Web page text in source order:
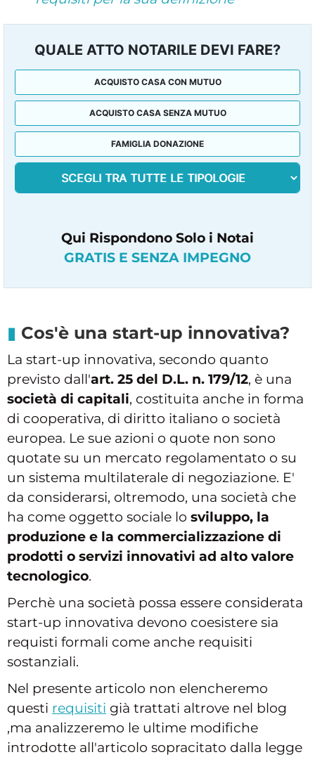
QUALE ATTO NOTARILE DEVI FARE?
ACQUISTO CASA CON MUTUO
ACQUISTO CASA SENZA MUTUO
FAMIGLIA DONAZIONE
Qui Rispondono Solo i Notai
GRATIS E SENZA IMPEGNO
Cos'è una start-up innovativa?
La start-up innovativa, secondo quanto
previsto dall'art. 25 del D.L. n. 179/12, è una
società di capitali, costituita anche in forma
di cooperativa, di diritto italiano o società
europea. Le sue azioni o quote non sono
quotate su un mercato regolamentato o su
un sistema multilaterale di negoziazione. E'
da considerarsi, oltremodo, una società che
ha come oggetto sociale lo sviluppo, la
produzione e la commercializzazione di
prodotti o servizi innovativi ad alto valore
tecnologico.
Perchè una società possa essere considerata
start-up innovativa devono coesistere sia
requisti formali come anche requisiti
sostanziali.
Nel presente articolo non elencheremo
questi requisiti già trattati altrove nel blog
,ma analizzeremo le ultime modifiche
introdotte all'articolo sopracitato dalla legge